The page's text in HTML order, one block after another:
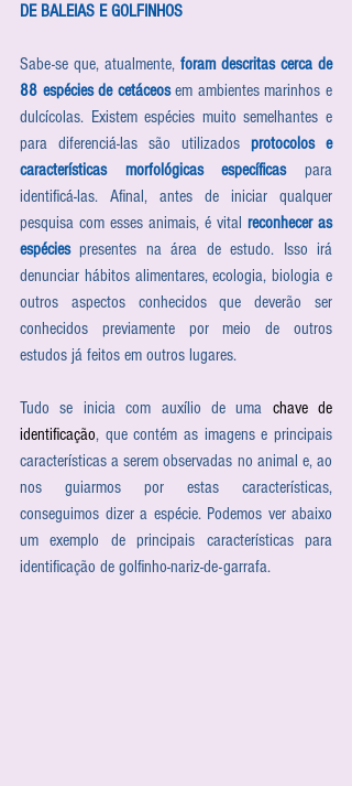
DE BALEIAS E GOLFINHOS
Sabe-se que, atualmente, foram descritas cerca de
88 espécies de cetáceos em ambientes marinhos e
dulcícolas. Existem espécies muito semelhantes e
para diferenciá-las são utilizados protocolos e
características morfológicas específicas para
identificá-las. Afinal, antes de iniciar qualquer
pesquisa com esses animais, é vital reconhecer as
espécies presentes na área de estudo. Isso irá
denunciar hábitos alimentares, ecologia, biologia e
outros aspectos conhecidos que deverão ser
conhecidos previamente por meio de outros
estudos já feitos em outros lugares.
Tudo se inicia com auxílio de uma chave de
identificação, que contém as imagens e principais
características a serem observadas no animal e, ao
nos guiarmos por estas características,
conseguimos dizer a espécie. Podemos ver abaixo
um exemplo de principais características para
identificação de golfinho-nariz-de-garrafa.